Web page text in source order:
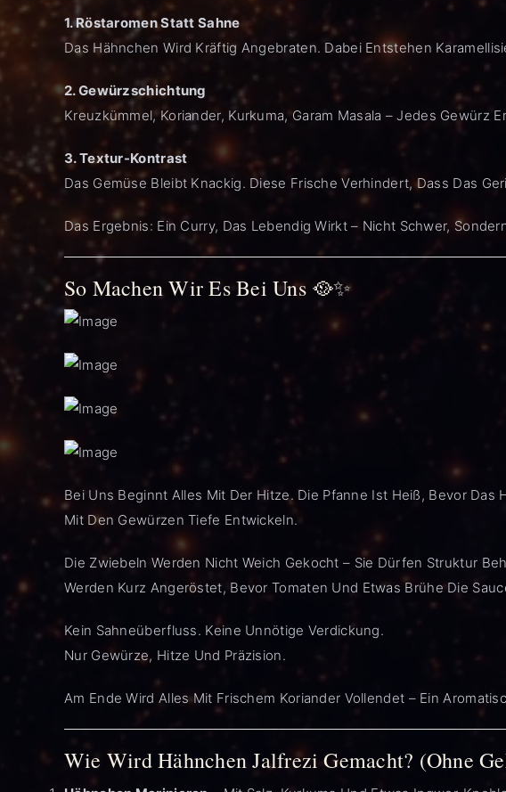
1. Röstaromen Statt Sahne
Das Hähnchen Wird Kräftig Angebraten. Dabei Entstehen
2. Gewürzschichtung
Kreuzkümmel, Koriander, Kurkuma, Garam Masala – Jedes
3. Textur-Kontrast
Das Gemüse Bleibt Knackig. Diese Frische Verhindert, Dass Das
Das Ergebnis: Ein Curry, Das Lebendig Wirkt – Nicht Schwer,
So Machen Wir Es Bei Uns 🥘✨
Bei Uns Beginnt Alles Mit Der Hitze. Die Pfanne Ist Heiß, Bevor
Mit Den Gewürzen Tiefe Entwickeln.
Die Zwiebeln Werden Nicht Weich Gekocht – Sie Dürfen Struktur
Werden Kurz Angeröstet, Bevor Tomaten Und Etwas Brühe Die
Kein Sahneüberfluss. Keine Unnötige Verdickung.
Nur Gewürze, Hitze Und Präzision.
Am Ende Wird Alles Mit Frischem Koriander Vollendet – Ein
Wie Wird Hähnchen Jalfrezi Gemacht? (Ohne